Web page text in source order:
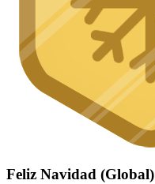
Feliz Navidad (Global)